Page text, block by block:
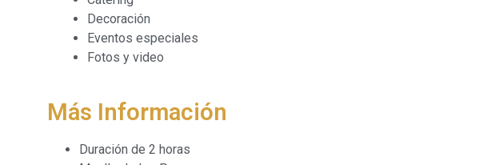
Decoración
Eventos especiales
Fotos y video
Más Información
Duración de 2 horas